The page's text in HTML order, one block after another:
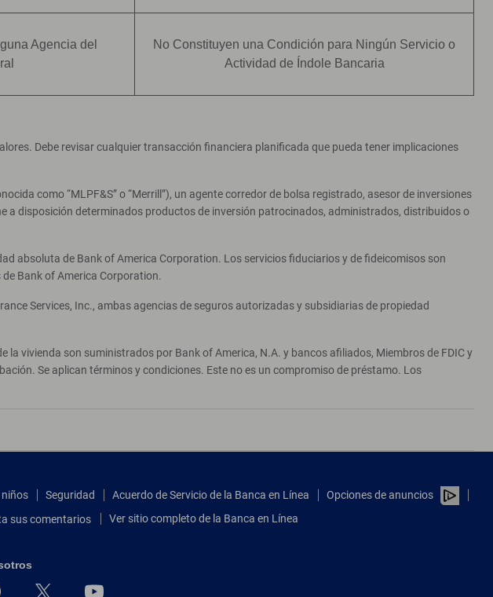
Agencia del
No Constituyen una Condición para Ningún Servicio o
Actividad de Índole Bancaria
Debe revisar cualquier transacción financiera planificada que pueda tener implicaciones
como “MLPF&S” o “Merrill”), un agente corredor de bolsa registrado, asesor de inversiones
a disposición determinados productos de inversión patrocinados, administrados, distribuidos o
absoluta de Bank of America Corporation. Los servicios fiduciarios y de fideicomisos son
Bank of America Corporation.
Services, Inc., ambas agencias de seguros autorizadas y subsidiarias de propiedad
vivienda son suministrados por Bank of America, N.A. y bancos afiliados, Miembros de FDIC y
Se aplican términos y condiciones. Este no es un compromiso de préstamo. Los
niños Seguridad Acuerdo de Servicio de la Banca en Línea
Opciones de anuncios
Comparta sus comentarios Ver sitio completo de la Banca en Línea